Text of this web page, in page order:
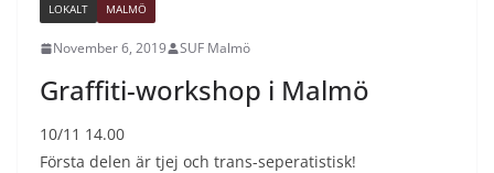
LOKALT MALMÖ
November 6, 2019 SUF Malmö
Graffiti-workshop i Malmö
10/11 14.00
Första delen är tjej och trans-seperatistisk!